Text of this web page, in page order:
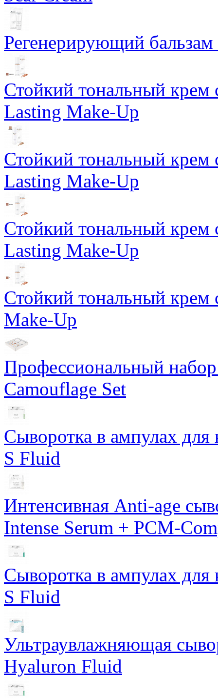
Регенерирующий
Стойкий тональный
Lasting Make-Up
Стойкий тональный
Lasting Make-Up
Стойкий тональный
Lasting Make-Up
Стойкий тональный
Make-Up
Профессиональный
Camouflage Set
Сыворотка в ампулах для
S Fluid
Интенсивная Anti-age
Intense Serum + PCM-
Сыворотка в ампулах для
S Fluid
Ультраувлажняющая
Hyaluron Fluid